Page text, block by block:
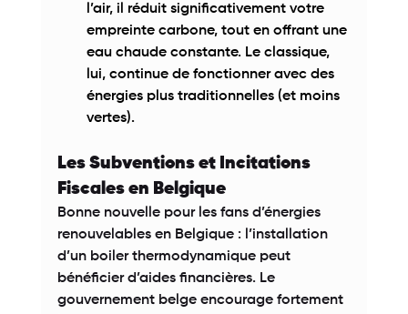
l’air, il réduit significativement votre
empreinte carbone, tout en offrant une
eau chaude constante. Le classique,
lui, continue de fonctionner avec des
énergies plus traditionnelles (et moins
vertes).
Les Subventions et Incitations
Fiscales en Belgique
Bonne nouvelle pour les fans d’énergies
renouvelables en Belgique : l’installation
d’un boiler thermodynamique peut
bénéficier d’aides financières. Le
gouvernement belge encourage fortement